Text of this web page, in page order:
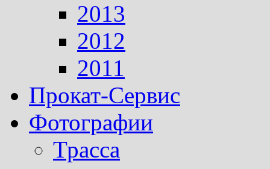
2013
2012
2011
Прокат-Сервис
Фотографии
Трасса